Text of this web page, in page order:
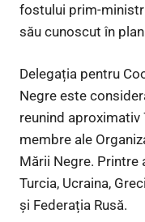
fostului prim-
său cunoscut în
Delegația pentru
Negre este
reunind
membre ale
Mării Negre. Printre
Turcia, Ucraina,
și Federația Rusă.